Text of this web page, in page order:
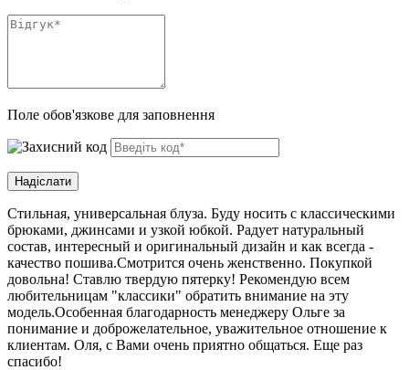
Поле обов'язкове для заповнення
Стильная, универсальная блуза. Буду носить с классическими
брюками, джинсами и узкой юбкой. Радует натуральный
состав, интересный и оригинальный дизайн и как всегда -
качество пошива.Смотрится очень женственно. Покупкой
довольна! Ставлю твердую пятерку! Рекомендую всем
любительницам "классики" обратить внимание на эту
модель.Особенная благодарность менеджеру Ольге за
понимание и доброжелательное, уважительное отношение к
клиентам. Оля, с Вами очень приятно общаться. Еще раз
спасибо!